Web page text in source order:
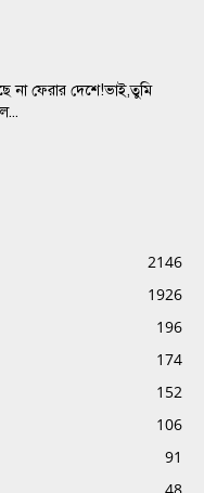
না ফেরার দেশে!ভাই,তুমি
2146
1926
196
174
152
106
91
48